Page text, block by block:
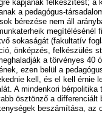
kapjanak felkészítést; a
a pedagógus-
bérezése nem áll
megítélésénél
sokaságát (fakultatív
önképzés, felkészülés
a törvényes 40
ezen belül a
kell, és el kell érnie
A mindenkori bérpolitika
ösztönző a
beszámítása, az